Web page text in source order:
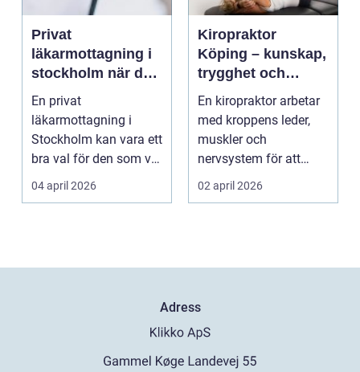
Privat
läkarmottagning i
stockholm när du
vill ha tid, trygghet
och specialistvård
En privat
läkarmottagning i
Stockholm kan vara ett
bra val för den som vill
träffa en erfaren
specia...
04 april 2026
Kiropraktor
Köping – kunskap,
trygghet och
behandling som
gör skillnad
En kiropraktor arbetar
med kroppens leder,
muskler och
nervsystem för att
minska smärta, f...
02 april 2026
Adress